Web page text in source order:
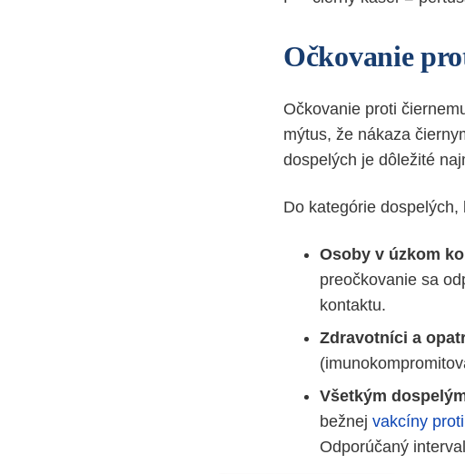
Očkovanie
Očkovanie proti
mýtus, že nákaza
dospelých je dôležité
Do kategórie
Osoby v úzkom
preočkovanie sa
kontaktu.
Zdravotníci a
Všetkým
bežnej vakcíny
Odporúčaný